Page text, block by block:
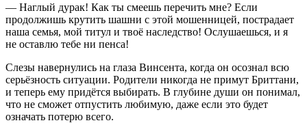
— Наглый дурак! Как ты смеешь перечить мне? Если
продолжишь крутить шашни с этой мошенницей, пострадает
наша семья, мой титул и твоё наследство! Ослушаешься, и я
не оставлю тебе ни пенса!
Слезы навернулись на глаза Винсента, когда он осознал всю
серьёзность ситуации. Родители никогда не примут Бриттани,
и теперь ему придётся выбирать. В глубине души он понимал,
что не сможет отпустить любимую, даже если это будет
означать потерю всего.